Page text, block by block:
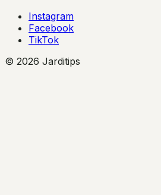
Instagram
Facebook
TikTok
© 2026 Jarditips